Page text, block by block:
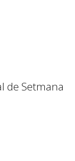
de Setmana